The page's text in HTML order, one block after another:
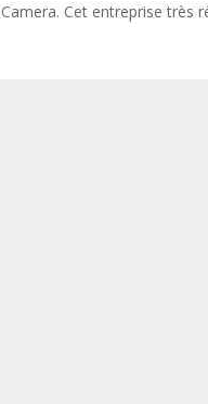
Camera. Cet entreprise très